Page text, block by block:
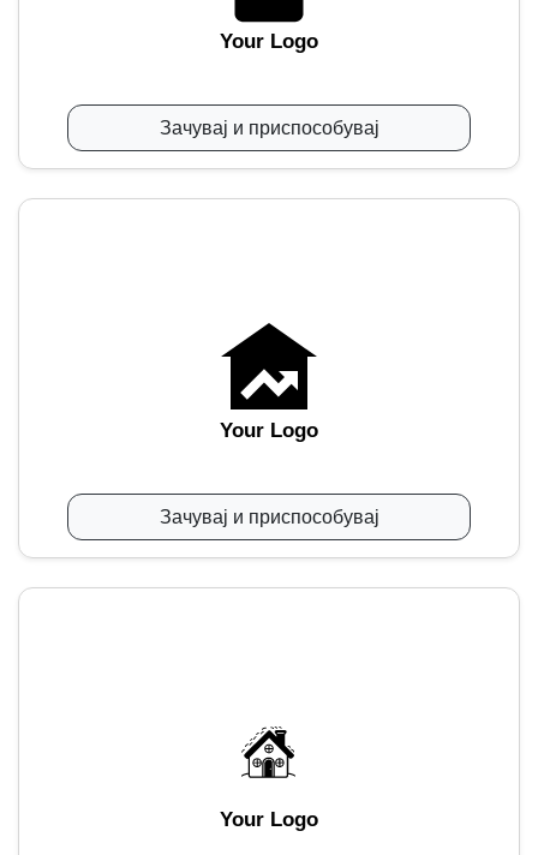
Your Logo
Зачувај и приспособувај
Your Logo
Зачувај и приспособувај
Your Logo